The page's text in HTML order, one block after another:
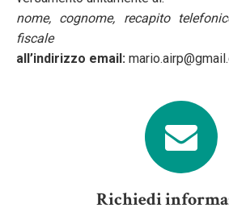
nome, cognome, recapito
fiscale
all’indirizzo email:
Richiedi